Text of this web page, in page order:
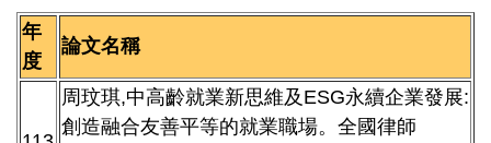
年
度
論文名稱
周玟琪,中高齡就業新思維及ESG永續企業發展:
創造融合友善平等的就業職場。全國律師